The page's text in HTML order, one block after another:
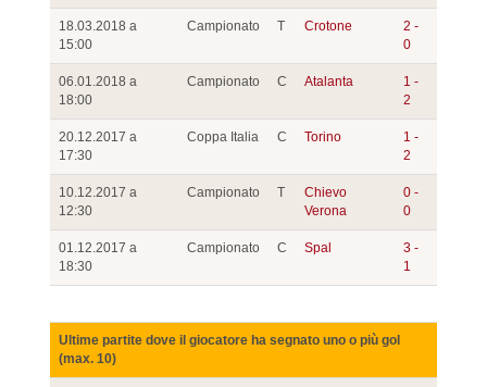
18.03.2018 a
15:00
Campionato T Crotone
2 -
0
06.01.2018 a
18:00
Campionato C Atalanta
1 -
2
20.12.2017 a
17:30
Coppa Italia C Torino
1 -
2
10.12.2017 a
12:30
Campionato T
Chievo
Verona
0 -
0
01.12.2017 a
18:30
Campionato C Spal
3 -
1
Ultime partite dove il giocatore ha segnato uno o più gol
(max. 10)